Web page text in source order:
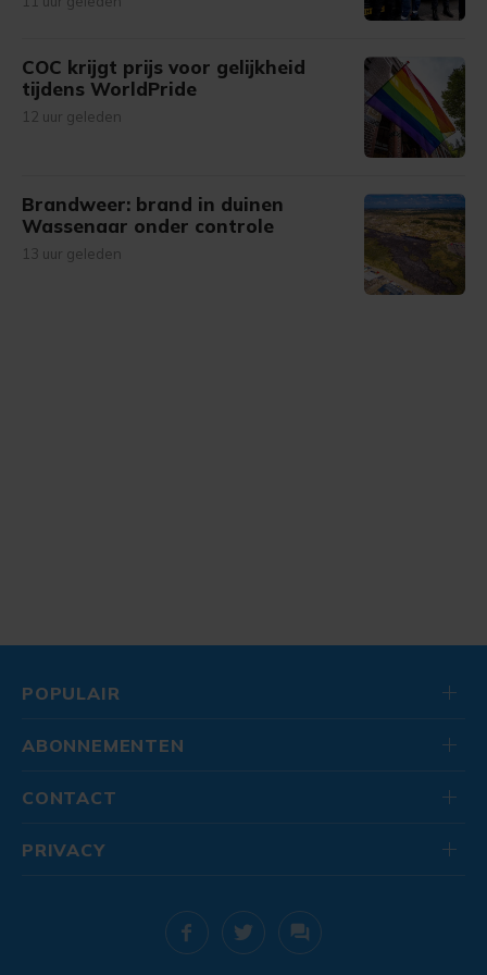
COC krijgt prijs voor gelijkheid
tijdens WorldPride
12 uur geleden
Brandweer: brand in duinen
Wassenaar onder controle
13 uur geleden
POPULAIR
ABONNEMENTEN
CONTACT
PRIVACY